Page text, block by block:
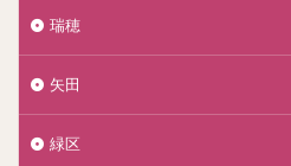
瑞穂
矢田
緑区